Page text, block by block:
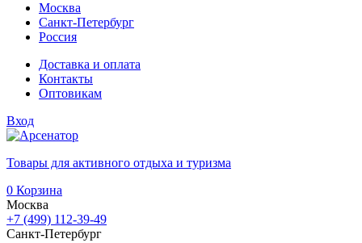
Москва
Санкт-Петербург
Россия
Доставка и оплата
Контакты
Оптовикам
Вход
Товары для активного отдыха и туризма
0 Корзина
Москва
+7 (499) 112-39-49
Санкт-Петербург